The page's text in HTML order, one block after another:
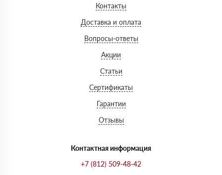
Контакты
Доставка и оплата
Вопросы-ответы
Акции
Статьи
Сертификаты
Гарантии
Отзывы
Контактная информация
+7 (812) 509-48-42